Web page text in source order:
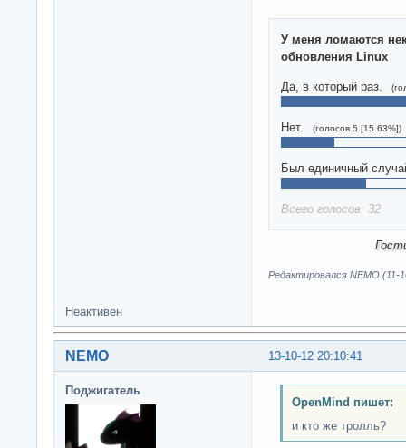
У меня ломаются
обновления Linux
Да, в который раз.
Нет. (голосов 5 [15.63%])
Был единичный
Всего голосов: 32
Редактировался NEMO (11-
Неактивен
13-10-12 20:10:41
NEMO
Поджигатель
OpenMind пишет:
и кто же тролль?